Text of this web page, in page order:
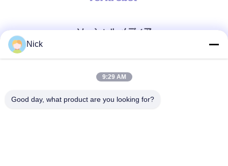
ソーシャル メディア
迅速な連絡
テレ
Nick
9:29 AM
Good day, what product are you looking for?